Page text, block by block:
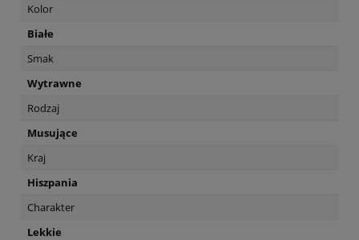
Kolor
Białe
Smak
Wytrawne
Rodzaj
Musujące
Kraj
Hiszpania
Charakter
Lekkie